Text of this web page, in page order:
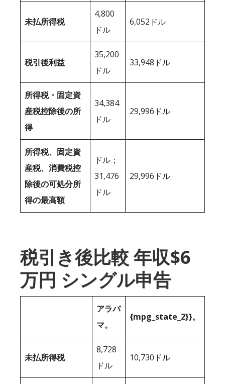
未払所得税
4,800
ドル
6,052ドル
税引後利益
35,200
ドル
33,948ドル
所得税・固定資
産税控除後の所
得
34,384
ドル
29,996ドル
所得税、固定資
産税、消費税控
除後の可処分所
得の最高額
ドル；
31,476
ドル
29,996ドル
税引き後比較 年収$6
万円 シングル申告
アラバ
マ。
{mpg_state_2}}。
未払所得税
8,728
ドル
10,730ドル